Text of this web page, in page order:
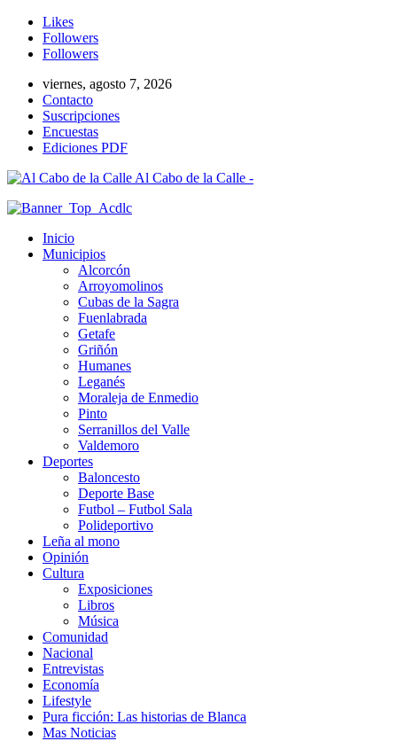
Likes
Followers
Followers
viernes, agosto 7, 2026
Contacto
Suscripciones
Encuestas
Ediciones PDF
Al Cabo de la Calle -
Inicio
Municipios
Alcorcón
Arroyomolinos
Cubas de la Sagra
Fuenlabrada
Getafe
Griñón
Humanes
Leganés
Moraleja de Enmedio
Pinto
Serranillos del Valle
Valdemoro
Deportes
Baloncesto
Deporte Base
Futbol – Futbol Sala
Polideportivo
Leña al mono
Opinión
Cultura
Exposiciones
Libros
Música
Comunidad
Nacional
Entrevistas
Economía
Lifestyle
Pura ficción: Las historias de Blanca
Mas Noticias